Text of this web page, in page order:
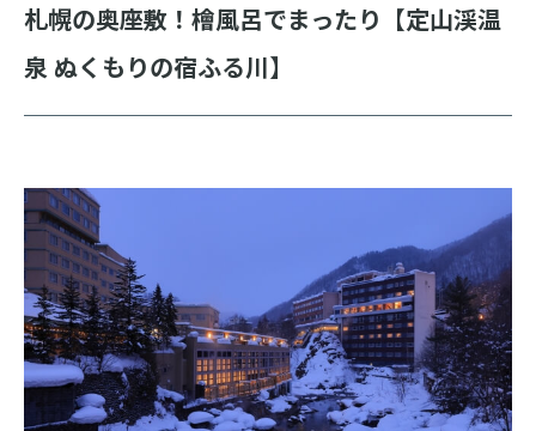
札幌の奥座敷！檜風呂でまったり【定山渓温
泉 ぬくもりの宿ふる川】